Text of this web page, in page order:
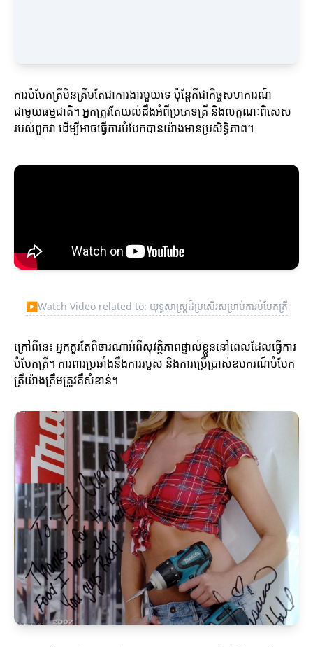
ការបំបែកត្រីមិនត្រឹមតែជាការងារមួយទេ ប៉ុន្តែគឺជាកិច្ចសហការណ៍
ជាមួយធម្មជាតិ។ អ្នកត្រូវតែយល់ដឹងអំពីប្រភេទត្រី និងលក្ខណៈពិសេស
របស់ពួកវា ដើម្បីអាចធ្វើការបំបែកបានយ៉ាងមានប្រសិទ្ធិភាព។
▶Watch Video related to: យុទ្ធសាស្ត្រដ៏ប្រសើរសម្រាប់ការបំបែកត្រី
ក្រៅពីនេះ អ្នកគួរតែពិចារណាអំពីសុវត្ថិភាពផ្ទាល់ខ្លួននៅពេលដែលធ្វើការ
បំបែកត្រី។ ការពារប្រឆាំងនឹងការរបួស និងការប្រើប្រាស់ឧបករណ៍បំបែក
ត្រីយ៉ាងត្រឹមត្រូវគឺសំខាន់។